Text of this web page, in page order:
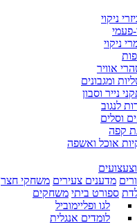
ניקוי
פעמי
ניקוי
אוויר
ומגבונים
נייר וסבון
לנגוב
וסלים
קפה
אוכל ואשפה
מדענים צעירים משחקי חצר
ספורט ביתי משחקים
לגו ופליימוביל
לומדים אנגלית